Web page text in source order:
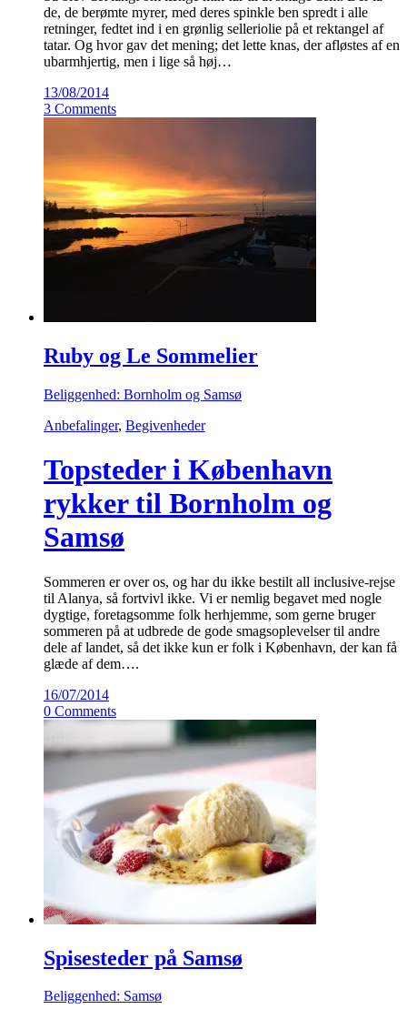
de, de berømte myrer, med deres spinkle ben spredt i alle
retninger, fedtet ind i en grønlig selleriolie på et rektangel af
tatar. Og hvor gav det mening; det lette knas, der afløstes af en
ubarmhjertig, men i lige så høj…
13/08/2014
3 Comments
Ruby og Le Sommelier
Beliggenhed: Bornholm og Samsø
Anbefalinger, Begivenheder
Topsteder i København
rykker til Bornholm og
Samsø
Sommeren er over os, og har du ikke bestilt all inclusive-rejse
til Alanya, så fortvivl ikke. Vi er nemlig begavet med nogle
dygtige, foretagsomme folk herhjemme, som gerne bruger
sommeren på at udbrede de gode smagsoplevelser til andre
dele af landet, så det ikke kun er folk i København, der kan få
glæde af dem….
16/07/2014
0 Comments
Spisesteder på Samsø
Beliggenhed: Samsø